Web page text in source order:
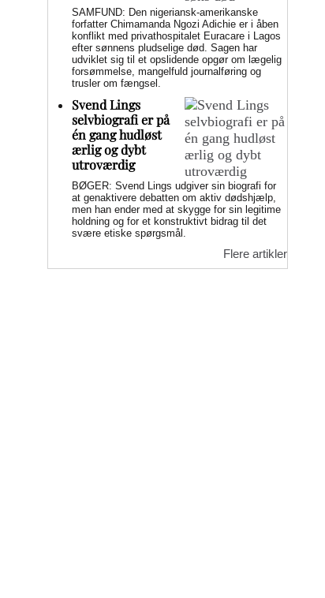
SAMFUND: Den nigeriansk-amerikanske
forfatter Chimamanda Ngozi Adichie er i åben
konflikt med privathospitalet Euracare i Lagos
efter sønnens pludselige død. Sagen har
udviklet sig til et opslidende opgør om lægelig
forsømmelse, mangelfuld journalføring og
trusler om fængsel.
Svend Lings
selvbiografi er på
én gang hudløst
ærlig og dybt
utroværdig
BØGER: Svend Lings udgiver sin biografi for
at genaktivere debatten om aktiv dødshjælp,
men han ender med at skygge for sin legitime
holdning og for et konstruktivt bidrag til det
svære etiske spørgsmål.
Flere artikler